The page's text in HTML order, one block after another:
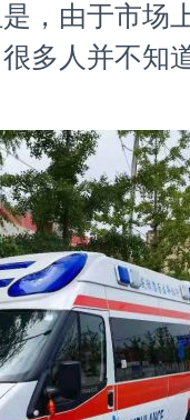
，由于市场
多人并不知